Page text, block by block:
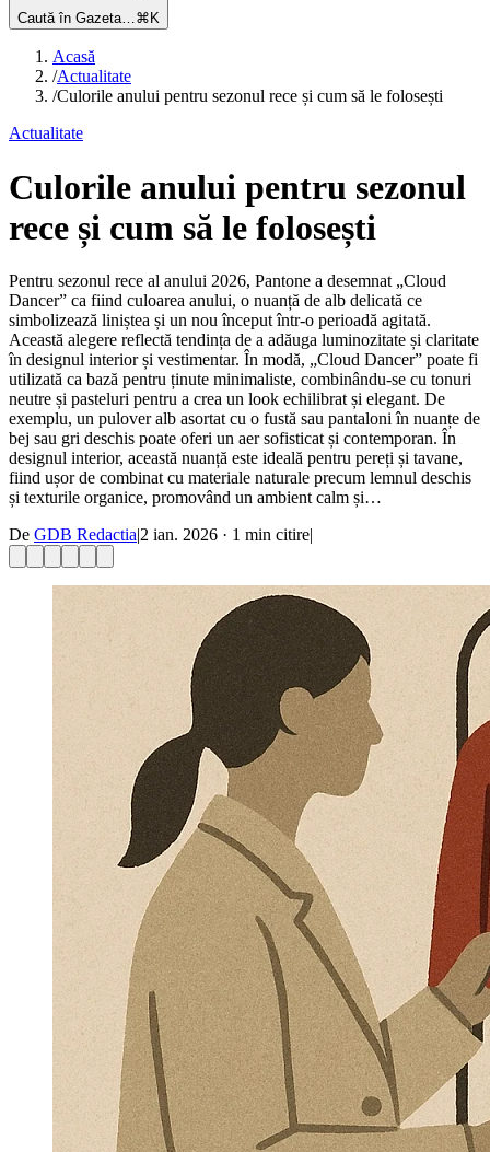
Caută în Gazeta…⌘K
Acasă
/Actualitate
/Culorile anului pentru sezonul rece și cum să le folosești
Actualitate
Culorile anului pentru sezonul
rece și cum să le folosești
Pentru sezonul rece al anului 2026, Pantone a desemnat „Cloud
Dancer” ca fiind culoarea anului, o nuanță de alb delicată ce
simbolizează liniștea și un nou început într-o perioadă agitată.
Această alegere reflectă tendința de a adăuga luminozitate și claritate
în designul interior și vestimentar. În modă, „Cloud Dancer” poate fi
utilizată ca bază pentru ținute minimaliste, combinându-se cu tonuri
neutre și pasteluri pentru a crea un look echilibrat și elegant. De
exemplu, un pulover alb asortat cu o fustă sau pantaloni în nuanțe de
bej sau gri deschis poate oferi un aer sofisticat și contemporan. În
designul interior, această nuanță este ideală pentru pereți și tavane,
fiind ușor de combinat cu materiale naturale precum lemnul deschis
și texturile organice, promovând un ambient calm și…
De GDB Redactia|2 ian. 2026 · 1 min citire|